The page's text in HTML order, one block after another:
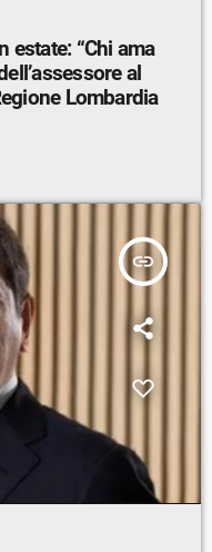
“Chi ama
Lombardia
insert_link